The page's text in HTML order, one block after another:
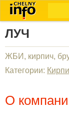
ЛУЧ
ЖБИ, кирпич,
Категории:
О